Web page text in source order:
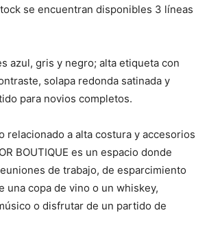
se encuentran disponibles 3 líneas
azul, gris y negro; alta etiqueta con
solapa redonda satinada y
para novios completos.
relacionado a alta costura y accesorios
BOUTIQUE es un espacio donde
de trabajo, de esparcimiento
una copa de vino o un whiskey,
o disfrutar de un partido de